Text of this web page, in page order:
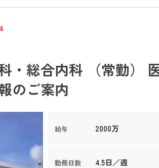
・総合内科 （常勤）
のご案内
給与 2000万
勤務日数 4.5日／週